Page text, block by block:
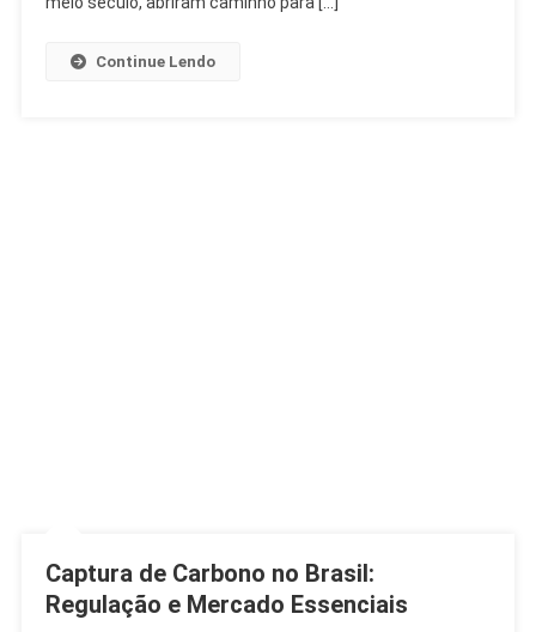
Continue Lendo
Captura de Carbono no Brasil:
Regulação e Mercado Essenciais